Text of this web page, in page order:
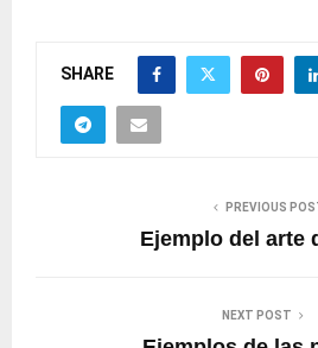
SHARE
PREVIOUS
Ejemplo del arte
NEXT POST